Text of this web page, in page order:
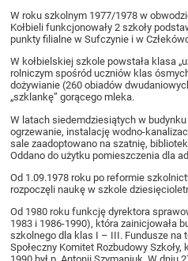
W roku szkolnym 1977/1978 w
Kołbieli funkcjonowały 2 szkoły
punkty filialne w Sufczynie i w
W kołbielskiej szkole powstała klasa
rolniczym spośród uczniów klas
dożywianie (260 obiadów
„szklankę” gorącego mleka.
W latach siedemdziesiątych w budynku
ogrzewanie, instalację wodno-
sale zaadoptowano na szatnię,
Oddano do użytku pomieszczenia dla
Od 1.09.1978 roku po reformie
rozpoczęli naukę w szkole
Od 1980 roku funkcję dyrektora
1983 i 1986-1990), która zainicjowała
szkolnego dla klas I – III. Fundusze na
Społeczny Komitet Rozbudowy